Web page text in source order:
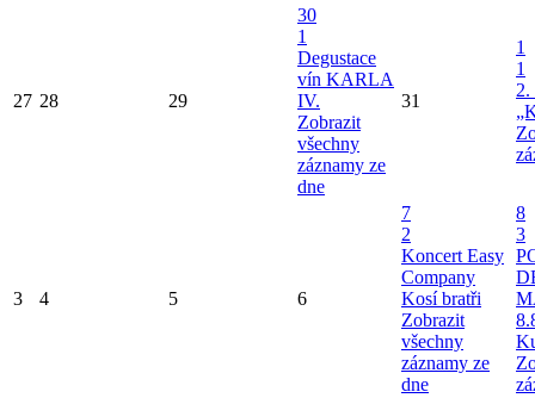
27 28 29
30
1
Degustace
vín KARLA
IV.
Zobrazit
všechny
záznamy ze
dne
31
1
1
2.
3 4 5 6
7
2
Koncert Easy
Company
Kosí bratři
Zobrazit
všechny
záznamy ze
dne
8
3